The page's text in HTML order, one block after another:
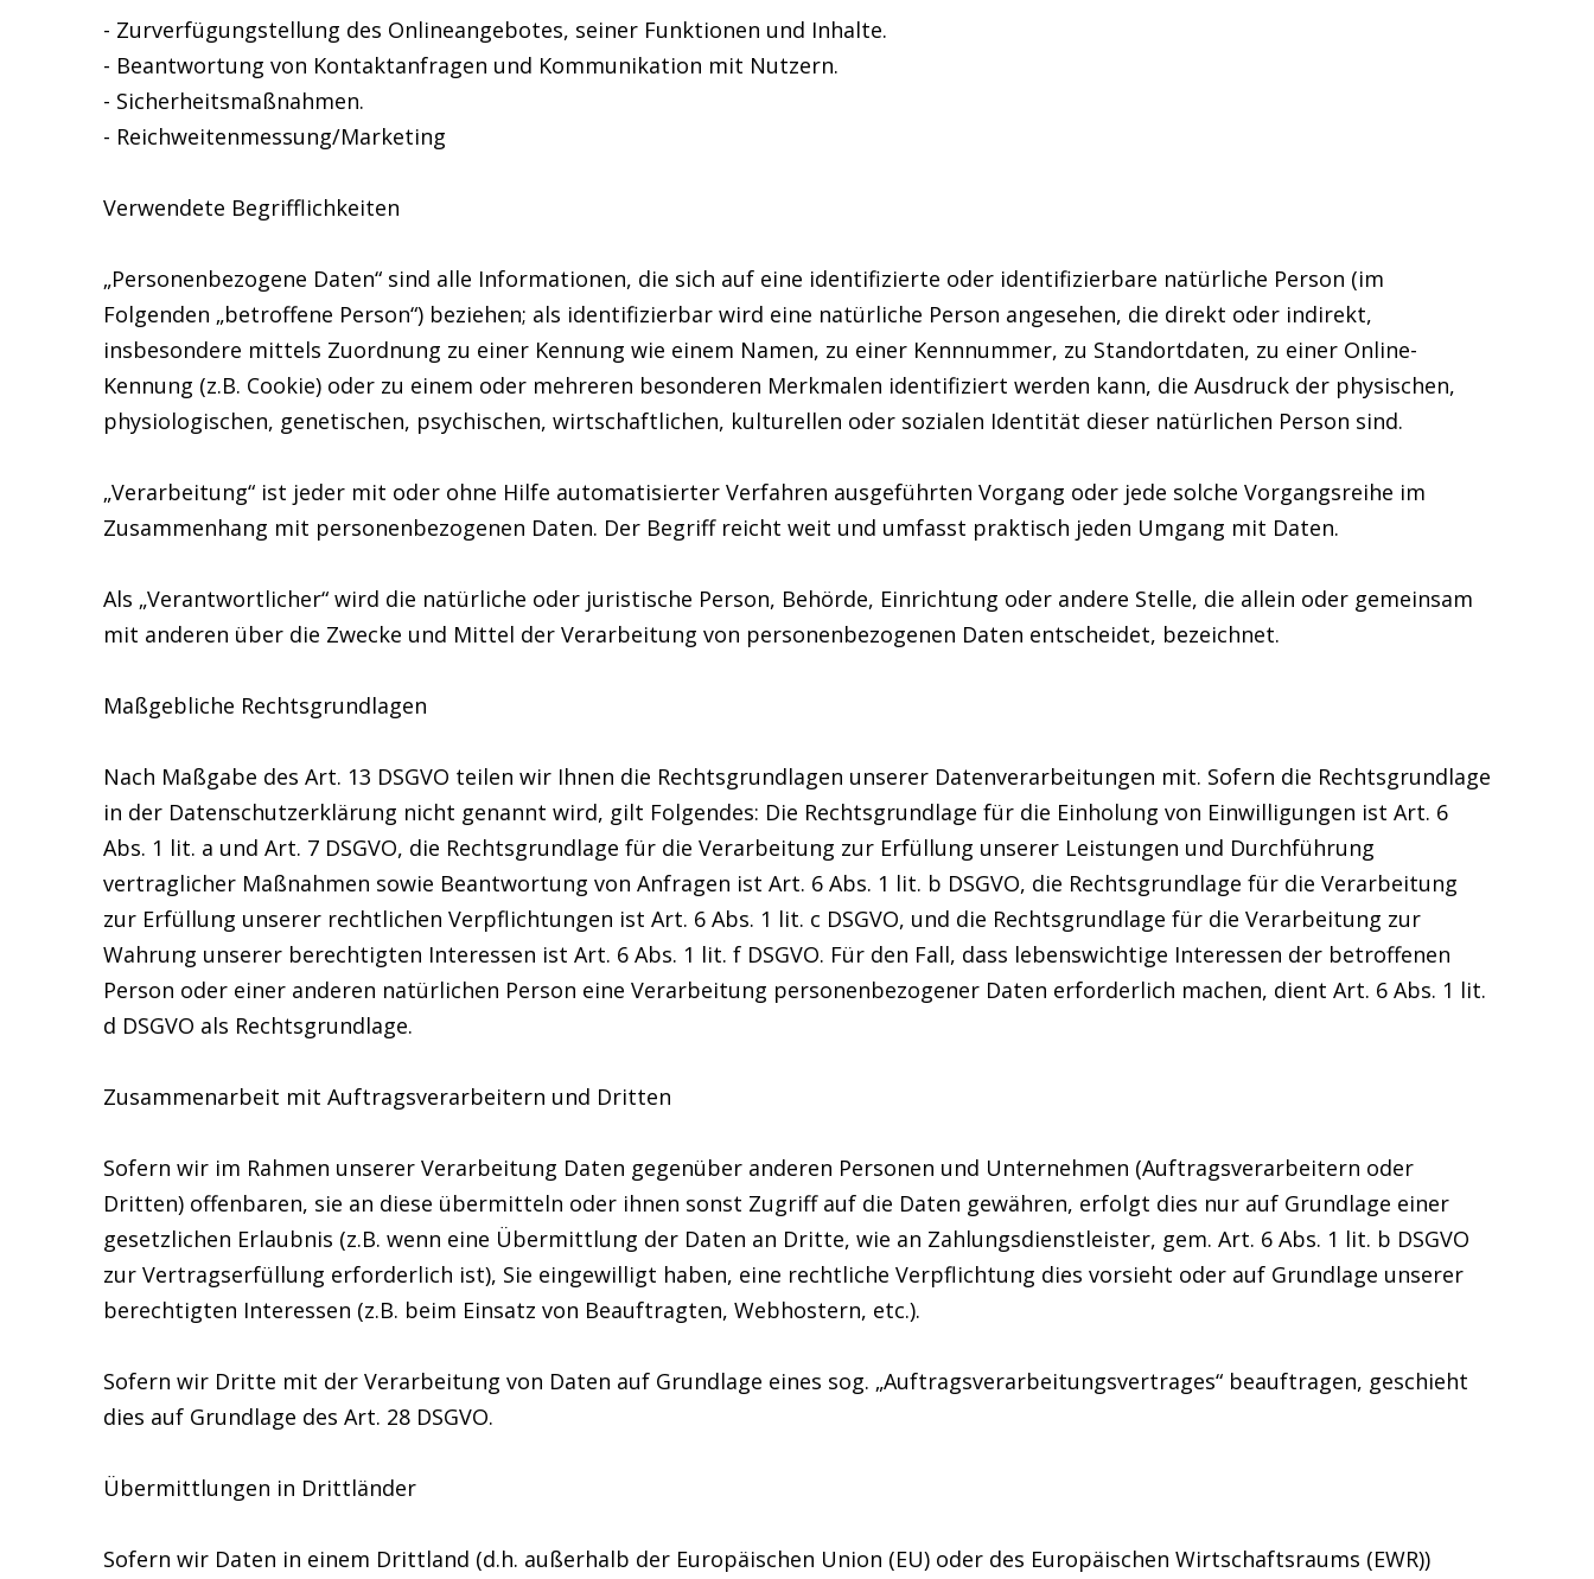
- Zurverfügungstellung des Onlineangebotes, seiner Funktionen und Inhalte.
- Beantwortung von Kontaktanfragen und Kommunikation mit Nutzern.
- Sicherheitsmaßnahmen.
- Reichweitenmessung/Marketing
Verwendete Begrifflichkeiten
„Personenbezogene Daten“ sind alle Informationen, die sich auf eine identifizierte oder identifizierbare natürliche Person (im
Folgenden „betroffene Person“) beziehen; als identifizierbar wird eine natürliche Person angesehen, die direkt oder indirekt,
insbesondere mittels Zuordnung zu einer Kennung wie einem Namen, zu einer Kennnummer, zu Standortdaten, zu einer Online-
Kennung (z.B. Cookie) oder zu einem oder mehreren besonderen Merkmalen identifiziert werden kann, die Ausdruck der physischen,
physiologischen, genetischen, psychischen, wirtschaftlichen, kulturellen oder sozialen Identität dieser natürlichen Person sind.
„Verarbeitung“ ist jeder mit oder ohne Hilfe automatisierter Verfahren ausgeführten Vorgang oder jede solche Vorgangsreihe im
Zusammenhang mit personenbezogenen Daten. Der Begriff reicht weit und umfasst praktisch jeden Umgang mit Daten.
Als „Verantwortlicher“ wird die natürliche oder juristische Person, Behörde, Einrichtung oder andere Stelle, die allein oder gemeinsam
mit anderen über die Zwecke und Mittel der Verarbeitung von personenbezogenen Daten entscheidet, bezeichnet.
Maßgebliche Rechtsgrundlagen
Nach Maßgabe des Art. 13 DSGVO teilen wir Ihnen die Rechtsgrundlagen unserer Datenverarbeitungen mit. Sofern die Rechtsgrundlage
in der Datenschutzerklärung nicht genannt wird, gilt Folgendes: Die Rechtsgrundlage für die Einholung von Einwilligungen ist Art. 6
Abs. 1 lit. a und Art. 7 DSGVO, die Rechtsgrundlage für die Verarbeitung zur Erfüllung unserer Leistungen und Durchführung
vertraglicher Maßnahmen sowie Beantwortung von Anfragen ist Art. 6 Abs. 1 lit. b DSGVO, die Rechtsgrundlage für die Verarbeitung
zur Erfüllung unserer rechtlichen Verpflichtungen ist Art. 6 Abs. 1 lit. c DSGVO, und die Rechtsgrundlage für die Verarbeitung zur
Wahrung unserer berechtigten Interessen ist Art. 6 Abs. 1 lit. f DSGVO. Für den Fall, dass lebenswichtige Interessen der betroffenen
Person oder einer anderen natürlichen Person eine Verarbeitung personenbezogener Daten erforderlich machen, dient Art. 6 Abs. 1 lit.
d DSGVO als Rechtsgrundlage.
Zusammenarbeit mit Auftragsverarbeitern und Dritten
Sofern wir im Rahmen unserer Verarbeitung Daten gegenüber anderen Personen und Unternehmen (Auftragsverarbeitern oder
Dritten) offenbaren, sie an diese übermitteln oder ihnen sonst Zugriff auf die Daten gewähren, erfolgt dies nur auf Grundlage einer
gesetzlichen Erlaubnis (z.B. wenn eine Übermittlung der Daten an Dritte, wie an Zahlungsdienstleister, gem. Art. 6 Abs. 1 lit. b DSGVO
zur Vertragserfüllung erforderlich ist), Sie eingewilligt haben, eine rechtliche Verpflichtung dies vorsieht oder auf Grundlage unserer
berechtigten Interessen (z.B. beim Einsatz von Beauftragten, Webhostern, etc.).
Sofern wir Dritte mit der Verarbeitung von Daten auf Grundlage eines sog. „Auftragsverarbeitungsvertrages“ beauftragen, geschieht
dies auf Grundlage des Art. 28 DSGVO.
Übermittlungen in Drittländer
Sofern wir Daten in einem Drittland (d.h. außerhalb der Europäischen Union (EU) oder des Europäischen Wirtschaftsraums (EWR))